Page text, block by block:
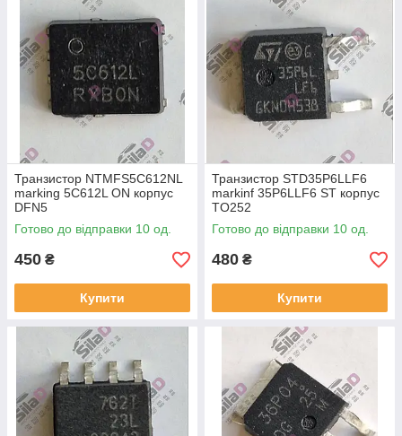
Транзистор NTMFS5C612NL
marking 5C612L ON корпус
DFN5
Готово до відправки 10 од.
450 ₴
Купити
Транзистор STD35P6LLF6
markinf 35P6LLF6 ST корпус
TO252
Готово до відправки 10 од.
480 ₴
Купити